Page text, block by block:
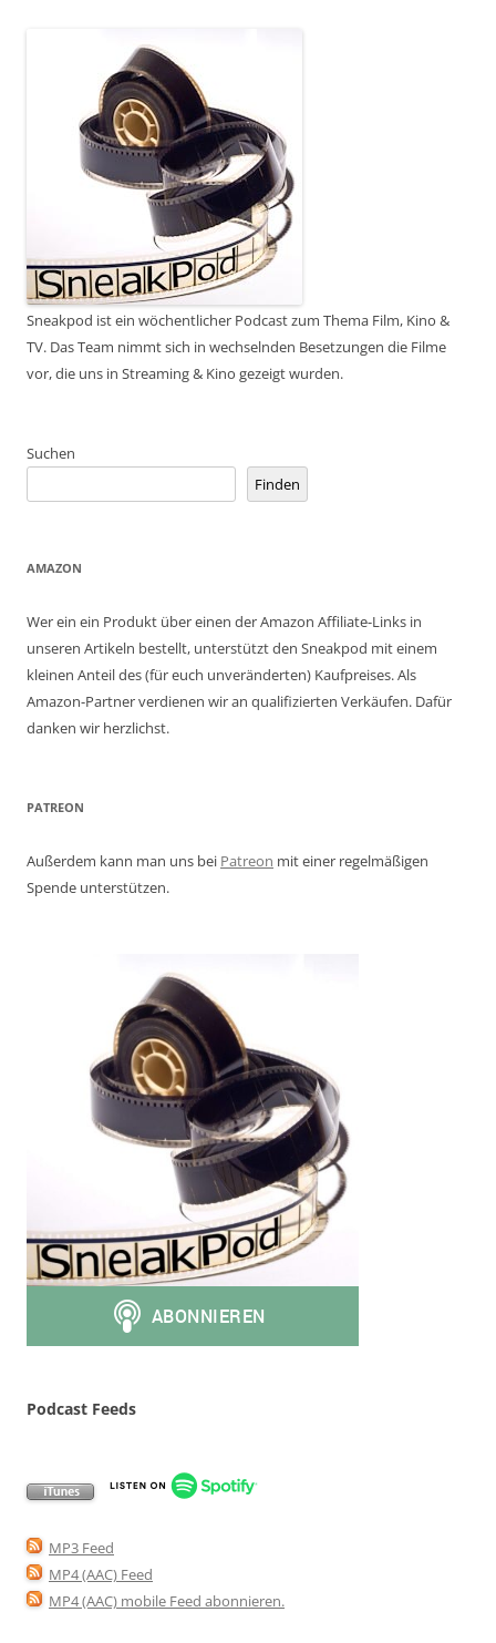
Sneakpod ist ein wöchentlicher Podcast zum Thema Film, Kino &
TV. Das Team nimmt sich in wechselnden Besetzungen die Filme
vor, die uns in Streaming & Kino gezeigt wurden.
Suchen
Finden
AMAZON
Wer ein ein Produkt über einen der Amazon Affiliate-Links in
unseren Artikeln bestellt, unterstützt den Sneakpod mit einem
kleinen Anteil des (für euch unveränderten) Kaufpreises. Als
Amazon-Partner verdienen wir an qualifizierten Verkäufen. Dafür
danken wir herzlichst.
PATREON
Außerdem kann man uns bei Patreon mit einer regelmäßigen
Spende unterstützen.
Podcast Feeds
MP3 Feed
MP4 (AAC) Feed
MP4 (AAC) mobile Feed abonnieren.